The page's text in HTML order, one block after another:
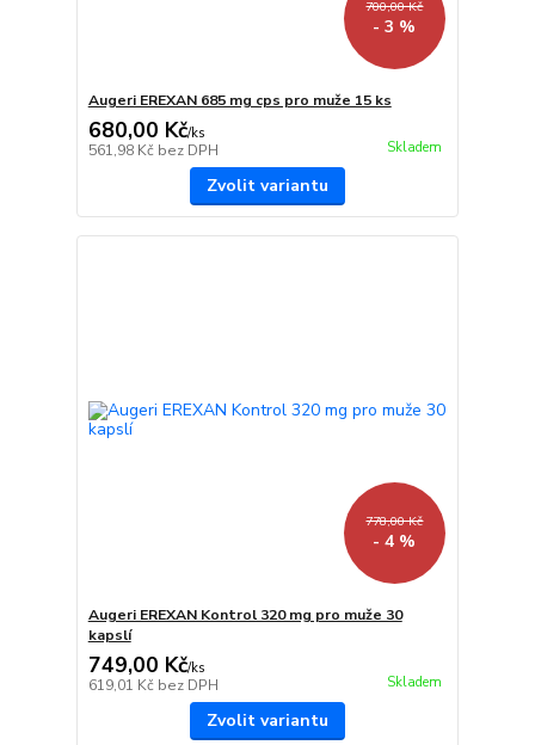
700,00 Kč
- 3 %
Augeri EREXAN 685 mg cps pro muže 15 ks
680,00 Kč/ks
561,98 Kč bez DPH Skladem
Zvolit variantu
778,00 Kč
- 4 %
Augeri EREXAN Kontrol 320 mg pro muže 30
kapslí
749,00 Kč/ks
619,01 Kč bez DPH Skladem
Zvolit variantu